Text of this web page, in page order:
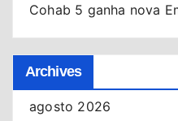
Cohab 5 ganha nova
Archives
agosto 2026